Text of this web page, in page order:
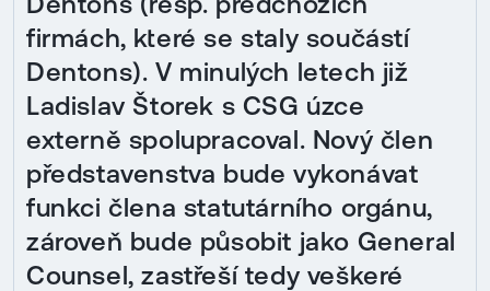
firmách, které se staly součástí
Dentons). V minulých letech již
Ladislav Štorek s CSG úzce
externě spolupracoval. Nový člen
představenstva bude vykonávat
funkci člena statutárního orgánu,
zároveň bude působit jako General
Counsel, zastřeší tedy veškeré